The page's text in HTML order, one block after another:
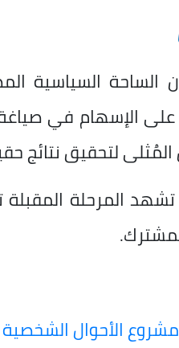
السياسية
الإسهام في
لتحقيق نتائج
المرحلة المقبلة
الأحوال الشخصية